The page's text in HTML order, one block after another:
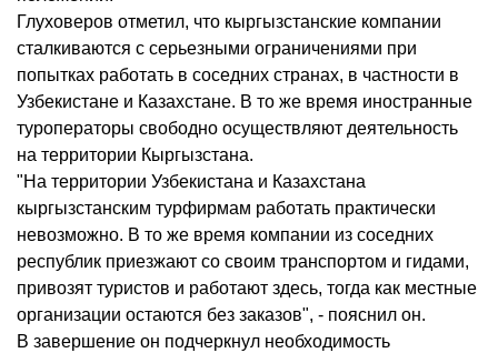
Глуховеров отметил, что кыргызстанские компании
сталкиваются с серьезными ограничениями при
попытках работать в соседних странах, в частности в
Узбекистане и Казахстане. В то же время иностранные
туроператоры свободно осуществляют деятельность
на территории Кыргызстана.
"На территории Узбекистана и Казахстана
кыргызстанским турфирмам работать практически
невозможно. В то же время компании из соседних
республик приезжают со своим транспортом и гидами,
привозят туристов и работают здесь, тогда как местные
организации остаются без заказов", - пояснил он.
В завершение он подчеркнул необходимость